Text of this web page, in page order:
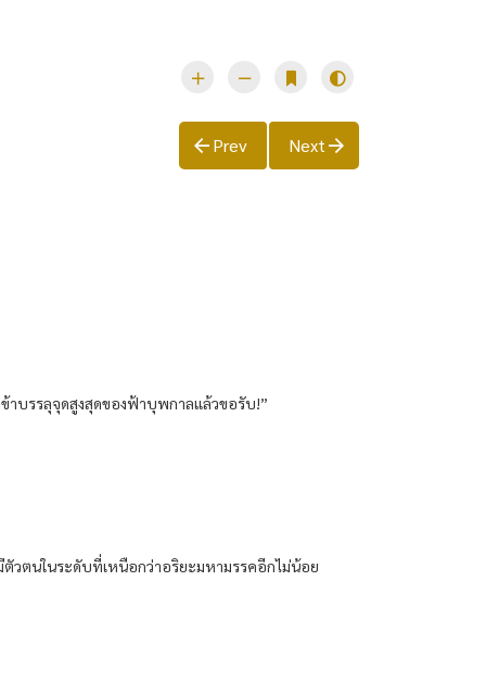
Prev Next
าบรรลุจุดสูงสุดของฟ้าบุพกาลแล้วขอรับ!”
วตนในระดับที่เหนือกว่าอริยะมหามรรคอีกไม่น้อย